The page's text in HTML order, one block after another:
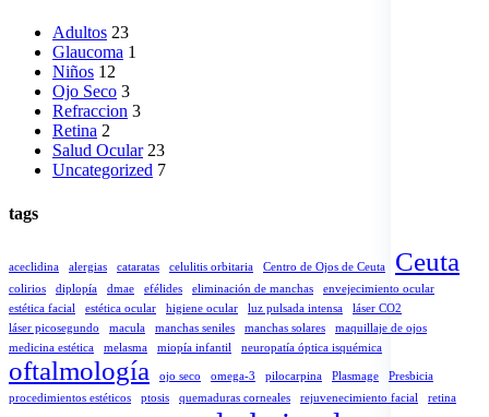
Adultos 23
Glaucoma 1
Niños 12
Ojo Seco 3
Refraccion 3
Retina 2
Salud Ocular 23
Uncategorized 7
tags
aceclidina alergias cataratas celulitis orbitaria Centro de Ojos de Ceuta Ceuta
colirios diplopía dmae efélides eliminación de manchas
envejecimiento ocular
estética facial
estética ocular higiene ocular luz pulsada intensa
láser CO2
láser picosegundo
macula manchas seniles manchas solares
maquillaje de ojos
medicina estética
melasma miopía infantil neuropatía óptica isquémica
oftalmología ojo seco omega-3 pilocarpina Plasmage
Presbicia
procedimientos estéticos
ptosis quemaduras corneales rejuvenecimiento facial retina